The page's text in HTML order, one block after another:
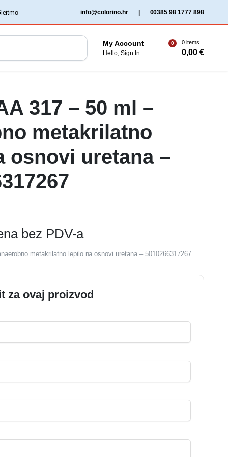
info@colorino.hr 00385 98 1777 898
My Account
Hello, Sign In
0 0 items
0,00€
317 – 50 ml –
metakrilatno
osnovi uretana –
bez PDV-a
metakrilatno lepilo na osnovi uretana – 5010266317267
za ovaj proizvod